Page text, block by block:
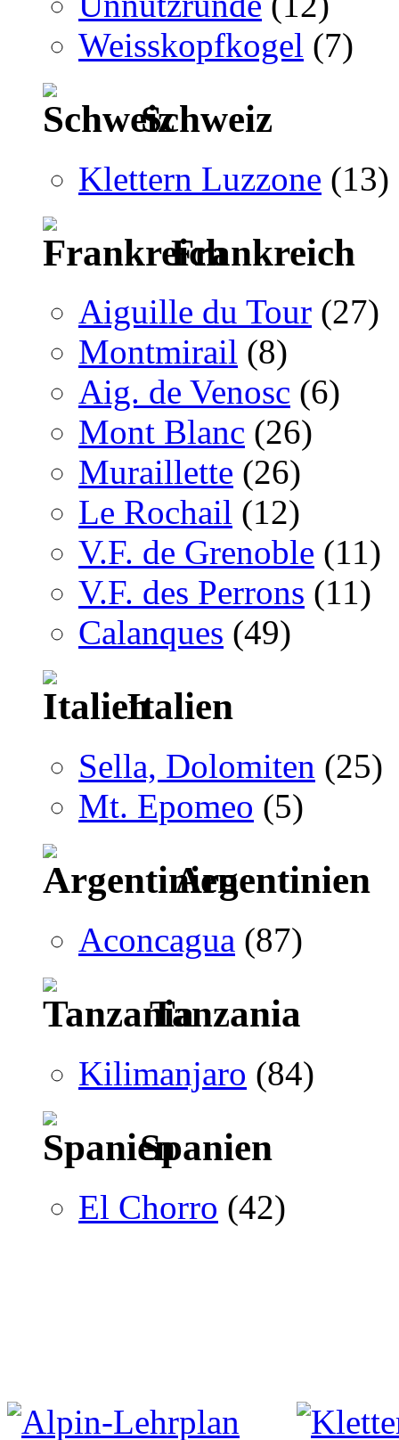
Weisskopfkogel (7)
Schweiz
Klettern Luzzone (13)
Frankreich
Aiguille du Tour (27)
Montmirail (8)
Aig. de Venosc (6)
Mont Blanc (26)
Muraillette (26)
Le Rochail (12)
V.F. de Grenoble (11)
V.F. des Perrons (11)
Calanques (49)
Italien
Sella, Dolomiten (25)
Mt. Epomeo (5)
Argentinien
Aconcagua (87)
Tanzania
Kilimanjaro (84)
Spanien
El Chorro (42)